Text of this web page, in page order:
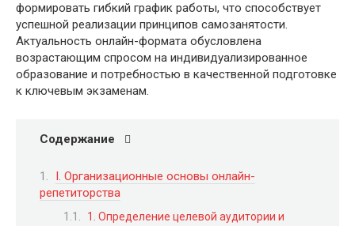
формировать гибкий график работы, что способствует
успешной реализации принципов самозанятости.
Актуальность онлайн-формата обусловлена
возрастающим спросом на индивидуализированное
образование и потребностью в качественной подготовке
к ключевым экзаменам.
Содержание
I. Организационные основы онлайн-
репетиторства
1. Определение целевой аудитории и